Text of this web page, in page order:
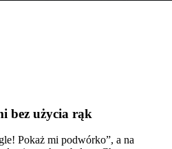
bez użycia rąk
Pokaż mi podwórko”, a na